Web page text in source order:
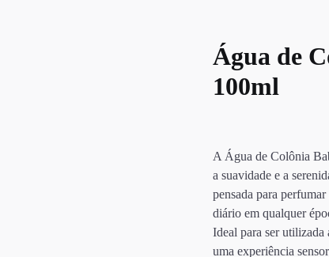
Água de
100ml
A Água de Colônia
a suavidade e a
pensada para
diário em qualquer
Ideal para ser utilizada
uma experiência